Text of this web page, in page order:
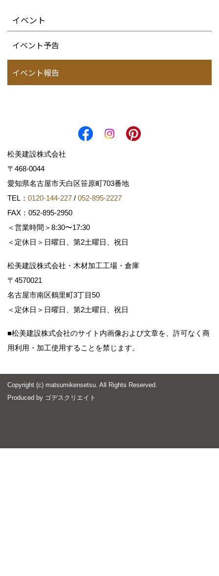
イベント
イベント予告
イベント報告
松美建設株式会社
〒468-0044
愛知県名古屋市天白区笹原町703番地
TEL： 0120-144-227 / 052-895-2227
FAX：052-895-2950
＜営業時間＞8:30〜17:30
＜定休日＞日曜日、第2土曜日、祝日
松美建設株式会社・木材加工工場・倉庫
〒4570021
名古屋市南区鶴里町3丁目50
＜定休日＞日曜日、第2土曜日、祝日
■松美建設株式会社のサイト内画像および文章を、許可なく商
用利用・加工使用することを禁じます。
Copyright (c) matsumikensetsu. All Rights Reserved.
Produced by ゴデスクリエイト